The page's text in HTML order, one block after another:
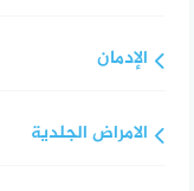
الإدمان
الامراض الجلدية